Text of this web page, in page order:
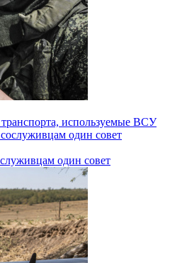
используемые ВСУ
один совет